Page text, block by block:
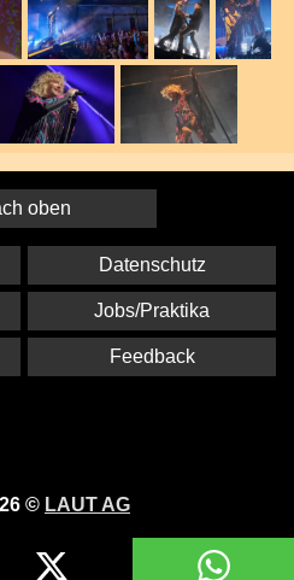
oben
© LAUT AG
Datenschutz
Jobs/Praktika
Feedback